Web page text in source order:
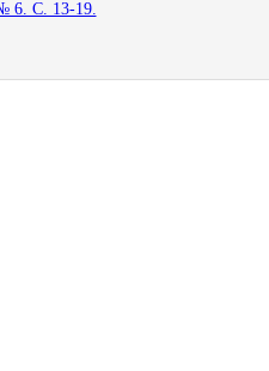
6. С. 13-19.